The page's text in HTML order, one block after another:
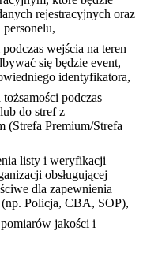
rejestracyjnych oraz
personelu,
wejścia na teren
się będzie event,
identyfikatora,
podczas
do stref z
(Strefa Premium/Strefa
listy i weryfikacji
obsługującej
dla zapewnienia
(np. Policja, CBA, SOP),
jakości i